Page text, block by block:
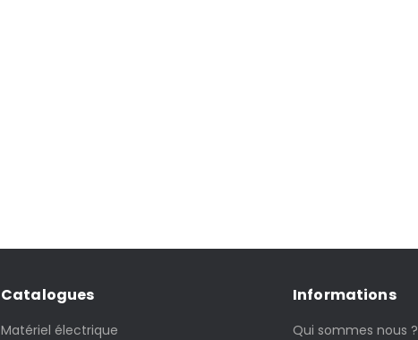
Catalogues
Matériel électrique
Informations
Qui sommes nous ?